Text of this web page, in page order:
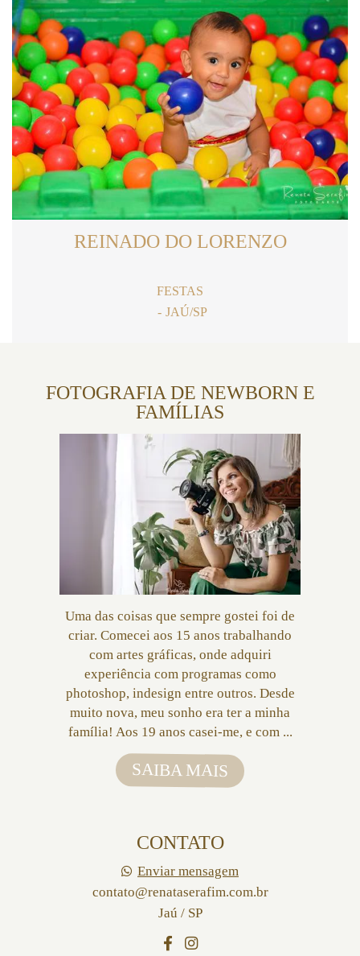
REINADO DO LORENZO
FESTAS
JAÚ/SP
FOTOGRAFIA DE NEWBORN E
FAMÍLIAS
Uma das coisas que sempre gostei foi de
criar. Comecei aos 15 anos trabalhando
com artes gráficas, onde adquiri
experiência com programas como
photoshop, indesign entre outros. Desde
muito nova, meu sonho era ter a minha
família! Aos 19 anos casei-me, e com ...
SAIBA MAIS
CONTATO
Enviar mensagem
contato@renataserafim.com.br
Jaú / SP